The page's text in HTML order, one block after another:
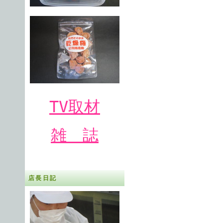
TV取材
雑 誌
店長日記